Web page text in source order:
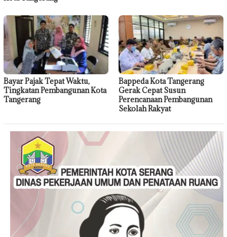
Bayar Pajak Tepat Waktu,
Tingkatan Pembangunan Kota
Tangerang
Bappeda Kota Tangerang
Gerak Cepat Susun
Perencanaan Pembangunan
Sekolah Rakyat